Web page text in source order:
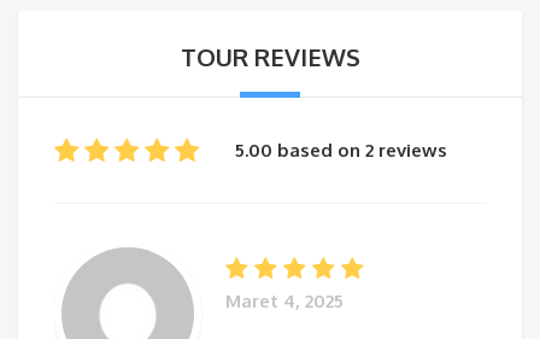
TOUR REVIEWS
5.00 based on 2 reviews
Maret 4, 2025